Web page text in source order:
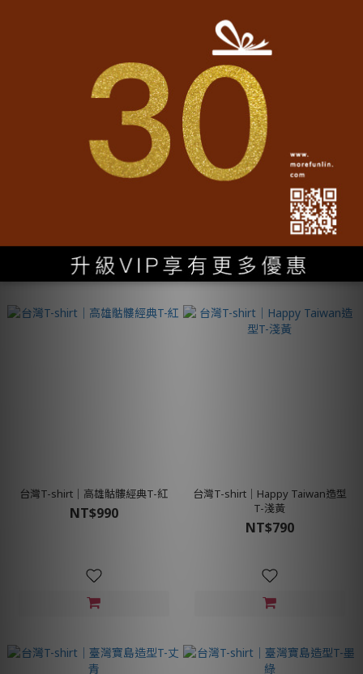
台灣T-shirt│Hello Taiwan造型
T-黑
台灣T-shirt│高雄骷髏經典T-丈
NT$990
台灣T-shirt│高雄骷髏經典T-紅
NT$990
台灣T-shirt│Happy Taiwan造型
T-淺黃
NT$790